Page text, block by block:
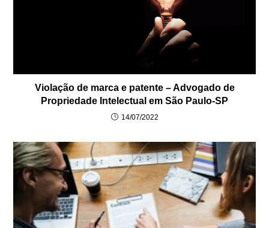
Violação de marca e patente – Advogado de
Propriedade Intelectual em São Paulo-SP
14/07/2022